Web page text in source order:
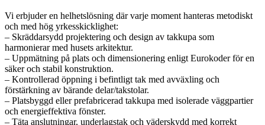
Vi erbjuder en helhetslösning där varje moment hanteras metodiskt
och med hög yrkesskicklighet:
– Skräddarsydd projektering och design av takkupa som
harmonierar med husets arkitektur.
– Uppmätning på plats och dimensionering enligt Eurokoder för en
säker och stabil konstruktion.
– Kontrollerad öppning i befintligt tak med avväxling och
förstärkning av bärande delar/takstolar.
– Platsbyggd eller prefabricerad takkupa med isolerade väggpartier
och energieffektiva fönster.
– Täta anslutningar, underlagstak och väderskydd med korrekt